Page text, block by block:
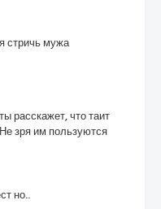
стричь мужа
расскажет, что таит
зря им пользуются
но..